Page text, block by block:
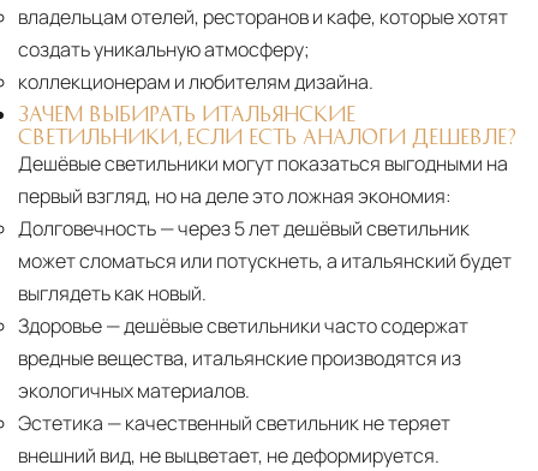
владельцам отелей, ресторанов и кафе, которые хотят
создать уникальную атмосферу;
коллекционерам и любителям дизайна.
ЗАЧЕМ ВЫБИРАТЬ ИТАЛЬЯНСКИЕ
СВЕТИЛЬНИКИ, ЕСЛИ ЕСТЬ АНАЛОГИ ДЕШЕВЛЕ?
Дешёвые светильники могут показаться выгодными на
первый взгляд, но на деле это ложная экономия:
Долговечность— через 5 лет дешёвый светильник
может сломаться или потускнеть, а итальянский будет
выглядеть как новый.
Здоровье— дешёвые светильники часто содержат
вредные вещества, итальянские производятся из
экологичных материалов.
Эстетика — качественный светильник не теряет
внешний вид, не выцветает, не деформируется.